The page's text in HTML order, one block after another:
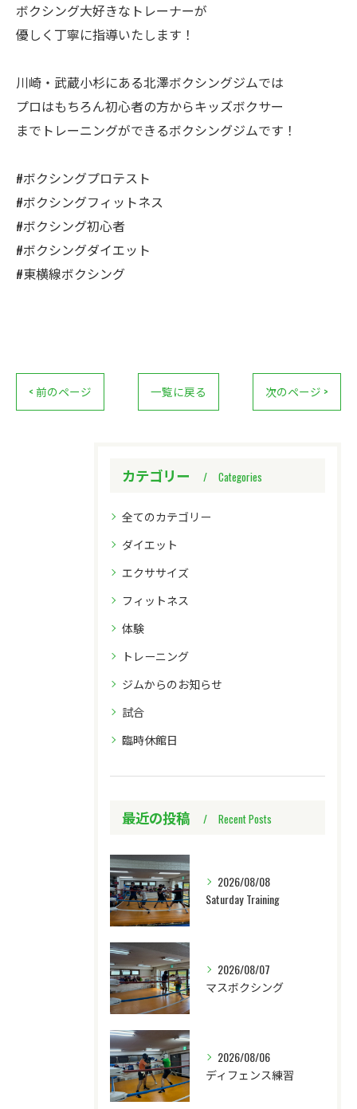
ボクシング大好きなトレーナーが
優しく丁寧に指導いたします！
川崎・武蔵小杉にある北澤ボクシングジムでは
プロはもちろん初心者の方からキッズボクサー
までトレーニングができるボクシングジムです！
#ボクシングプロテスト
#ボクシングフィットネス
#ボクシング初心者
#ボクシングダイエット
#東横線ボクシング
< 前のページ 一覧に戻る 次のページ >
カテゴリー Categories
全てのカテゴリー
ダイエット
エクササイズ
フィットネス
体験
トレーニング
ジムからのお知らせ
試合
臨時休館日
最近の投稿 Recent Posts
2026/08/08
Saturday Training
2026/08/07
マスボクシング
2026/08/06
ディフェンス練習